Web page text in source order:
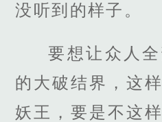
没听到的样子。
要想让众人
的大破结界，这
妖王，要是不这